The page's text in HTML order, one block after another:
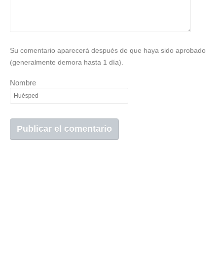
Su comentario aparecerá después de que haya sido aprobado
(generalmente demora hasta 1 día).
Nombre